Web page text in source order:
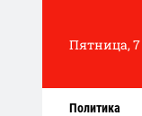
Пятница, 7
Политика